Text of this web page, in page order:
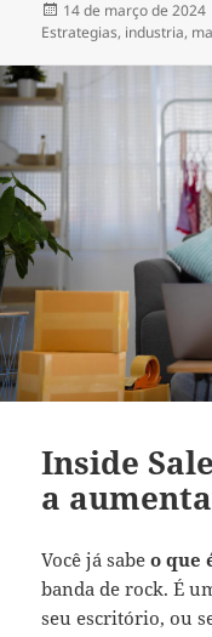
Publicado
em
14 de março de 2024
Estrategias, industria,
Inside
a
Você já sabeo que
banda de rock. É
seu escritório, ou